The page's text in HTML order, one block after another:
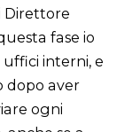
Direttore
fase io
uffici interni, e
dopo aver
ogni